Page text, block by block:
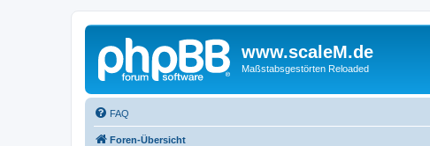
www.scaleM.de
Maßstabsgestörten Reloaded
FAQ
Foren-Übersicht